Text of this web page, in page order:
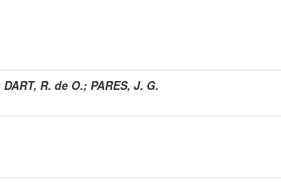
DART, R. de O.; PARES, J. G.